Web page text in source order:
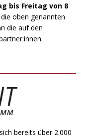
bis Freitag von 8
oben genannten
die auf den
bereits über 2.000